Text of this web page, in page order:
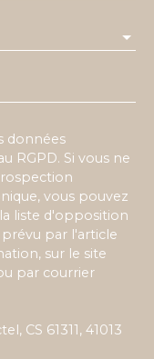
données
RGPD. Si vous ne
vous pouvez
liste d'opposition
par l'article
sur le site
par courrier
CS 61311, 41013